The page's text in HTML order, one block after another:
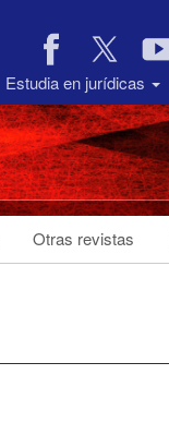
Estudia en jurídicas
Otras revistas